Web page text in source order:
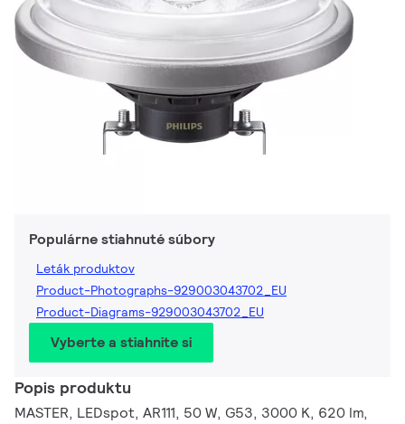
Populárne stiahnuté súbory
Leták produktov
Product-Photographs-929003043702_EU
Product-Diagrams-929003043702_EU
Vyberte a stiahnite si
Popis produktu
MASTER, LEDspot, AR111, 50 W, G53, 3000 K, 620 lm,